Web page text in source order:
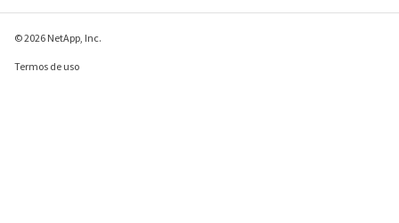
© 2026 NetApp, Inc.
Termos de uso